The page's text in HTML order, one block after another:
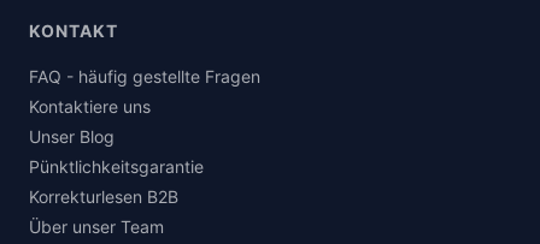
KONTAKT
FAQ - häufig gestellte Fragen
Kontaktiere uns
Unser Blog
Pünktlichkeitsgarantie
Korrekturlesen B2B
Über unser Team